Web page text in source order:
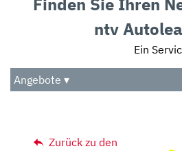
Audio
Das Beste
ntv
Ein
Angebote ▾
Zurück zu den